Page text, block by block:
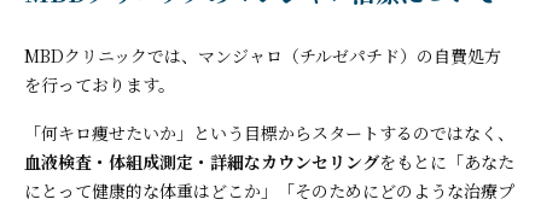
MBDクリニックでは、マンジャロ（チルゼパチド）の自費処方
を行っております。
「何キロ痩せたいか」という目標からスタートするのではなく、
血液検査・体組成測定・詳細なカウンセリングをもとに「あなた
にとって健康的な体重はどこか」「そのためにどのような治療プ